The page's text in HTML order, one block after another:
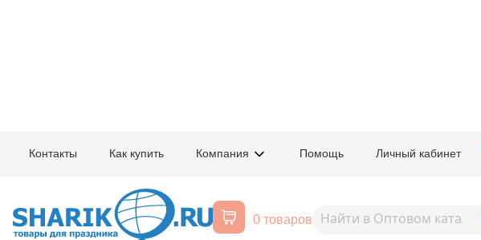
Контакты Как купить Компания Помощь Личный кабинет
0 товаров
Воздушные шары, все для
праздника
Расширенный поиск